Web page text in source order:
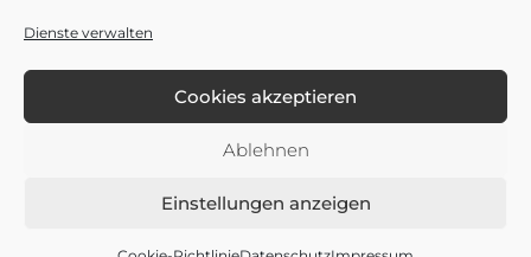
Dienste verwalten
Cookies akzeptieren
Ablehnen
Einstellungen anzeigen